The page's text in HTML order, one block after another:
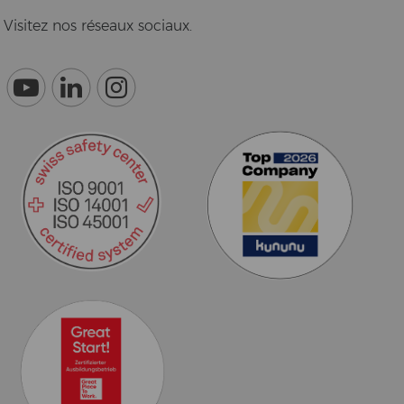
Vi­si­tez nos réseaux so­ci­aux.